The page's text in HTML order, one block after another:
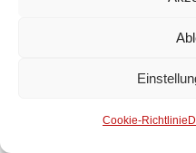
Cookie-Richtlinie